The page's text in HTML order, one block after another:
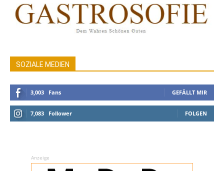
SOZIALE MEDIEN
3,003 Fans GEFÄLLT MIR
7,083 Follower FOLGEN
Anzeige